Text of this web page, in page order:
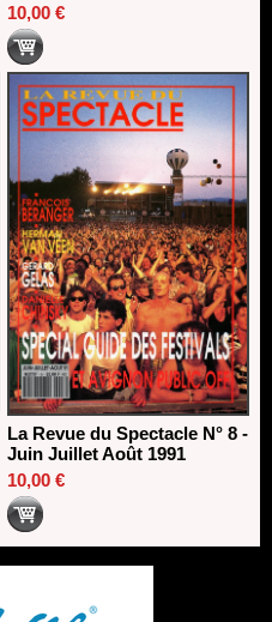
10,00 €
La Revue du Spectacle N° 8 -
Juin Juillet Août 1991
10,00 €